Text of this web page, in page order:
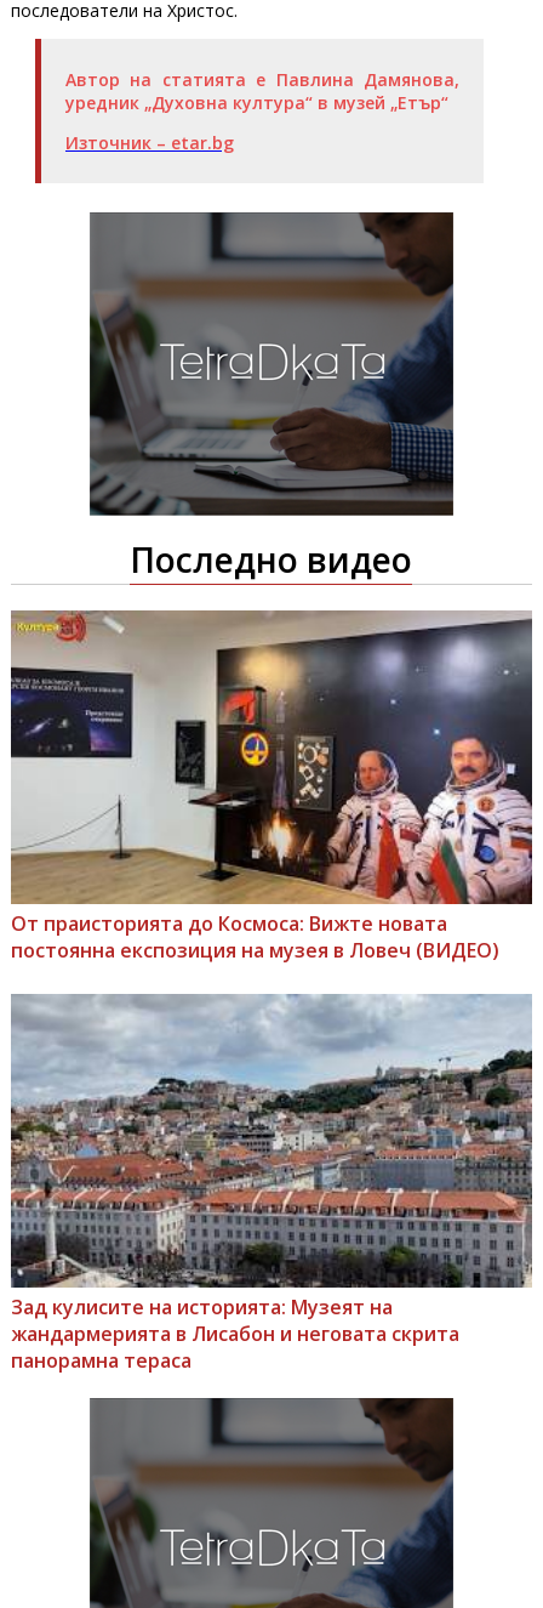
последователи на Христос.
Автор на статията е Павлина Дамянова,
уредник „Духовна култура“ в музей „Етър“
Източник – etar.bg
Последно видео
От праисторията до Космоса: Вижте новата
постоянна експозиция на музея в Ловеч (ВИДЕО)
Зад кулисите на историята: Музеят на
жандармерията в Лисабон и неговата скрита
панорамна тераса